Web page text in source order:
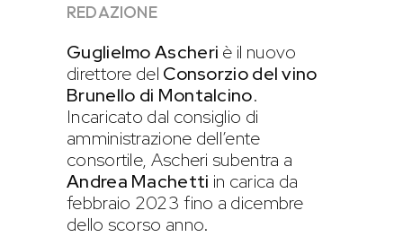
REDAZIONE
Guglielmo Ascheri è il nuovo
direttore del Consorzio del vino
Brunello di Montalcino.
Incaricato dal consiglio di
amministrazione dell’ente
consortile, Ascheri subentra a
Andrea Machetti in carica da
febbraio 2023 fino a dicembre
dello scorso anno.